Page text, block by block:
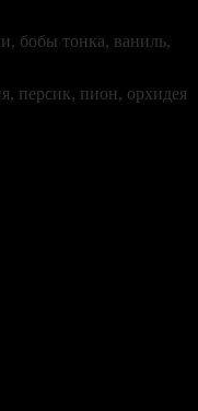
бобы тонка, ваниль,
персик, пион, орхидея